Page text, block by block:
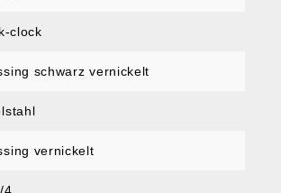
clock
schwarz vernickelt
vernickelt